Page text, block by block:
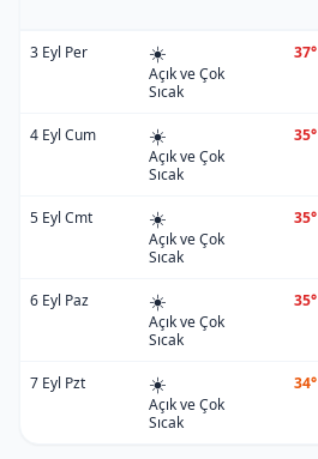
3 Eyl Per ☀️
Açık ve Çok
Sıcak
37°
4 Eyl Cum ☀️
Açık ve Çok
Sıcak
35°
5 Eyl Cmt ☀️
Açık ve Çok
Sıcak
35°
6 Eyl Paz ☀️
Açık ve Çok
Sıcak
35°
7 Eyl Pzt ☀️
Açık ve Çok
Sıcak
34°